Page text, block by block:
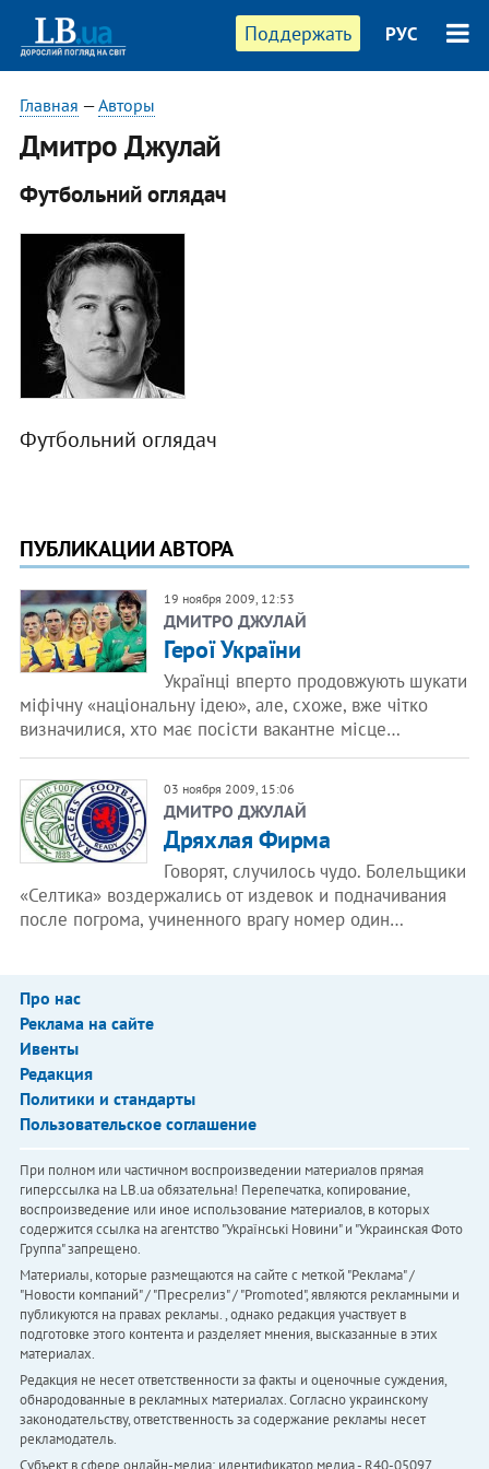
Поддержать РУС
Главная —Авторы
Дмитро Джулай
Футбольний оглядач
Футбольний оглядач
ПУБЛИКАЦИИ АВТОРА
19 ноября 2009, 12:53
ДМИТРО ДЖУЛАЙ
Герої України
Українці вперто продовжують шукати
міфічну «національну ідею», але, схоже, вже чітко
визначилися, хто має посісти вакантне місце…
03 ноября 2009, 15:06
ДМИТРО ДЖУЛАЙ
Дряхлая Фирма
Говорят, случилось чудо. Болельщики
«Селтика» воздержались от издевок и подначивания
после погрома, учиненного врагу номер один…
Про нас
Реклама на сайте
Ивенты
Редакция
Политики и стандарты
Пользовательское соглашение
При полном или частичном воспроизведении материалов прямая
гиперссылка на LB.ua обязательна! Перепечатка, копирование,
воспроизведение или иное использование материалов, в которых
содержится ссылка на агентство "Українськi Новини" и "Украинская Фото
Группа" запрещено.
Материалы, которые размещаются на сайте с меткой "Реклама" /
"Новости компаний" / "Пресрелиз" / "Promoted", являются рекламными и
публикуются на правах рекламы. , однако редакция участвует в
подготовке этого контента и разделяет мнения, высказанные в этих
материалах.
Редакция не несет ответственности за факты и оценочные суждения,
обнародованные в рекламных материалах. Согласно украинскому
законодательству, ответственность за содержание рекламы несет
рекламодатель.
Субъект в сфере онлайн-медиа; идентификатор медиа - R40-05097